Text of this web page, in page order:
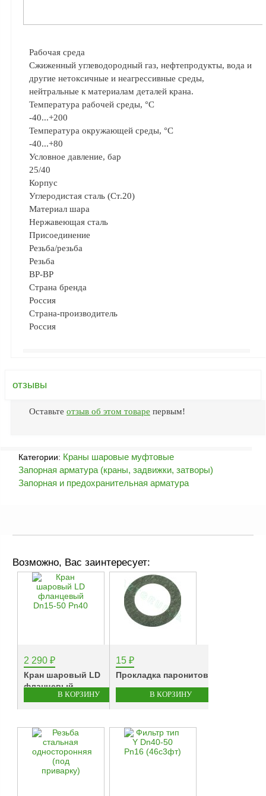
ОБОРУДОВАНИЕ
компании
Услуги
Новости
Контакты
Распродажа
сделать
заказ?
Оплата
Доставка
самовывоз
Гарантия
возврат
Рабочая среда
Сжиженный углеводородный газ, нефтепродукты, вода и
другие нетоксичные и неагрессивные среды,
нейтральные к материалам деталей крана.
Температура рабочей среды, °C
-40...+200
Температура окружающей среды, °C
-40...+80
Условное давление, бар
25/40
Корпус
Углеродистая сталь (Ст.20)
Материал шара
Нержавеющая сталь
Присоединение
Резьба/резьба
Резьба
ВР-ВР
Страна бренда
Россия
Страна-производитель
Россия
отзывы
Оставьте отзыв об этом товаре первым!
Категории: Краны шаровые муфтовые
Запорная арматура (краны, задвижки, затворы)
Запорная и предохранительная арматура
Возможно, Вас заинтересует:
2 290 ₽
Кран шаровый LD
фланцевый...
15 ₽
Прокладка паронитовая...